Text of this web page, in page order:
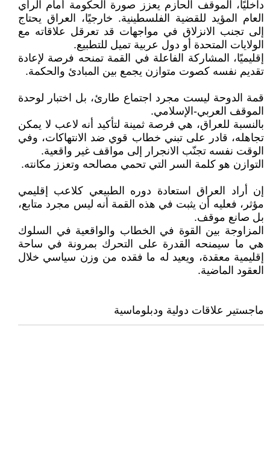
داخليًا، الموقف الحازم يعزز صورة الحكومة أمام الرأي
العام المؤيد للقضية الفلسطينية. خارجيًا، العراق يحتاج
إلى تجنب الانزلاق في مواجهات قد تعرقل علاقاته مع
الولايات المتحدة أو دول عربية تميل للتطبيع.
إقليميًا، المشاركة الفاعلة في القمة تمنحه فرصة لإعادة
تقديم نفسه كصوت متوازن يجمع بين المبادئ والحكمة.
قمة الدوحة ليست مجرد اجتماع طارئ، بل اختبار لوحدة
الموقف العربي-الإسلامي.
بالنسبة للعراق، هي فرصة ثمينة لتأكيد أنه لاعب لا يمكن
تجاهله، قادر على تبني خطاب قوي ضد الانتهاكات، وفي
الوقت نفسه تجنّب الانجرار إلى مواقف غير واقعية.
التوازن هو كلمة السر التي تحمي مصالحه وتعزز مكانته.
إن أراد العراق استعادة دوره الطبيعي كلاعب إقليمي
مؤثر، فعليه أن يثبت في هذه القمة أنه ليس مجرد متابع،
بل صانع موقف.
المزاوجة بين القوة في الخطاب والواقعية في السلوك
هي ما سيمنحه القدرة على التحرك بمرونة في ساحة
إقليمية معقدة، ويعيد له ما فقده من وزن سياسي خلال
العقود الماضية.
ماجستير علاقات دولية ودبلوماسية